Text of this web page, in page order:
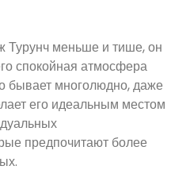
Турунч меньше и тише, он
спокойная атмосфера
бывает многолюдно, даже
его идеальным местом
предпочитают более